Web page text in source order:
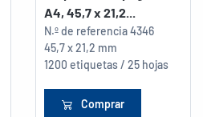
A4, 45,7 x 21,2...
N.º de referencia4346
45,7 x 21,2 mm
1200 etiquetas / 25 hojas
Comprar